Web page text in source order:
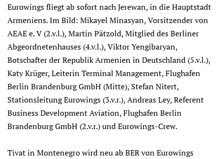
Eurowings fliegt ab sofort nach Jerewan, in die Hauptstadt
Armeniens. Im Bild: Mikayel Minasyan, Vorsitzender von
AEAE e. V (2.v.l.), Martin Pätzold, Mitglied des Berliner
Abgeordnetenhauses (4.v.l.), Viktor Yengibaryan,
Botschafter der Republik Armenien in Deutschland (5.v.l.),
Katy Krüger, Leiterin Terminal Management, Flughafen
Berlin Brandenburg GmbH (Mitte), Stefan Nitert,
Stationsleitung Eurowings (3.v.r.), Andreas Ley, Referent
Business Development Aviation, Flughafen Berlin
Brandenburg GmbH (2.v.r.) und Eurowings-Crew.
Tivat in Montenegro wird neu ab BER von Eurowings